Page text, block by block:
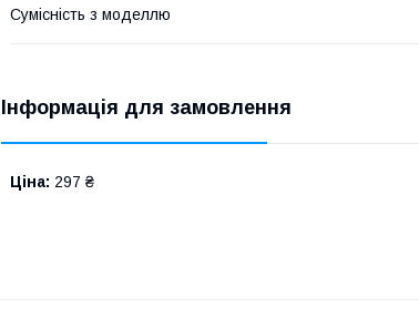
Сумісність з моделлю
Інформація для замовлення
Ціна: 297 ₴